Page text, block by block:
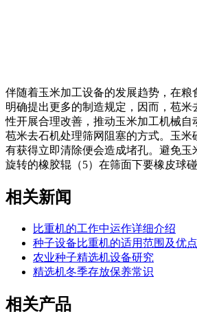
伴随着玉米加工设备的发展趋势，在
明确提出更多的制造规定，因而，苞
性开展合理改善，推动玉米加工机械
苞米去石机处理筛网阻塞的方式。玉
有获得立即清除便会造成堵孔。避免玉
旋转的橡胶辊（5）在筛面下要橡皮球
相关新闻
比重机的工作中运作详细介绍
种子设备比重机的适用范围及优点
农业种子精选机设备研究
精选机冬季存放保养常识
相关产品